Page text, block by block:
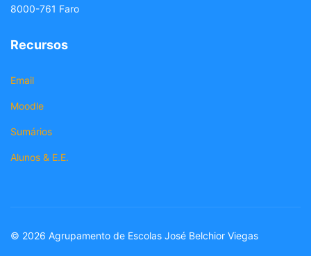
8000-761 Faro
Recursos
Email
Moodle
Sumários
Alunos & E.E.
© 2026 Agrupamento de Escolas José Belchior Viegas